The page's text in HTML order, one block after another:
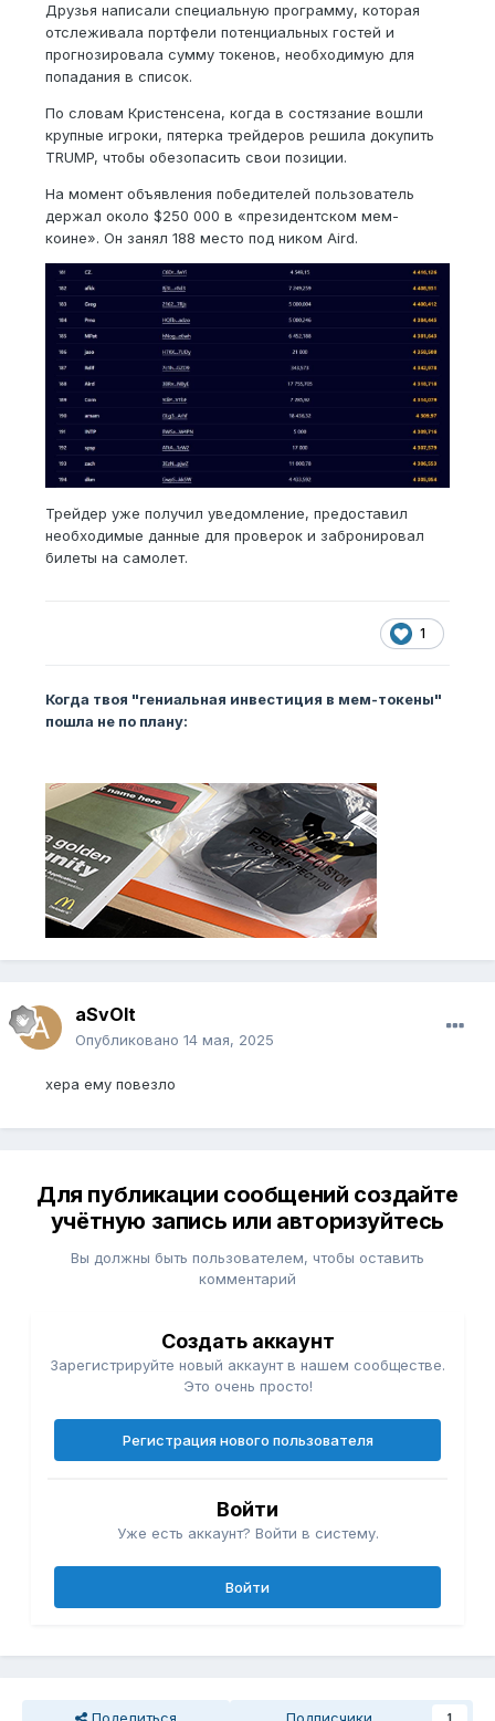
Друзья написали специальную программу, которая
отслеживала портфели потенциальных гостей и
прогнозировала сумму токенов, необходимую для
попадания в список.
По словам Кристенсена, когда в состязание вошли
крупные игроки, пятерка трейдеров решила докупить
TRUMP, чтобы обезопасить свои позиции.
На момент объявления победителей пользователь
держал около $250 000 в «президентском мем-
коине». Он занял 188 место под ником Aird.
Трейдер уже получил уведомление, предоставил
необходимые данные для проверок и забронировал
билеты на самолет.
1
Когда твоя "гениальная инвестиция в мем-токены"
пошла не по плану:
aSvOlt
Опубликовано 14 мая, 2025
хера ему повезло
Для публикации сообщений создайте
учётную запись или авторизуйтесь
Вы должны быть пользователем, чтобы оставить
комментарий
Создать аккаунт
Зарегистрируйте новый аккаунт в нашем сообществе.
Это очень просто!
Регистрация нового пользователя
Войти
Уже есть аккаунт? Войти в систему.
Войти
1